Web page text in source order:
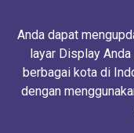
Anda dapat
layar Display
berbagai kota di
dengan